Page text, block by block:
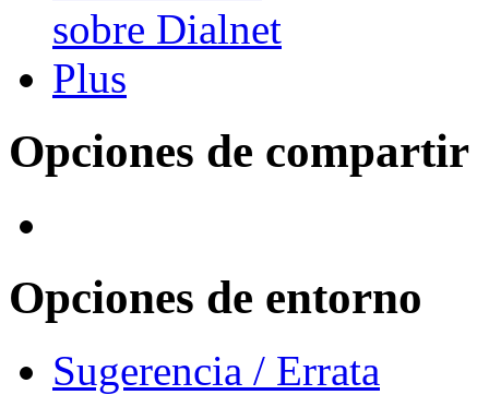
Opciones de compartir
Opciones de entorno
Sugerencia / Errata